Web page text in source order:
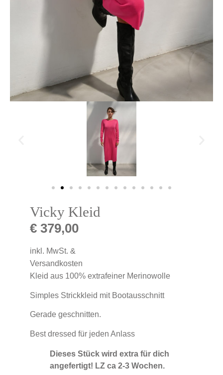
Vicky Kleid
€ 379,00
inkl. MwSt. &
Versandkosten
Kleid aus 100% extrafeiner Merinowolle
Simples Strickkleid mit Bootausschnitt
Gerade geschnitten.
Best dressed für jeden Anlass
Dieses Stück wird extra für dich
angefertigt! LZ ca 2-3 Wochen.